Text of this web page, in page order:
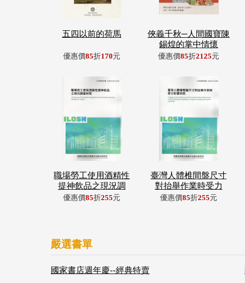
五四以前的荷馬
優惠價85折170元
俠義千秋─人間國寶陳
錫煌的掌中情懷
優惠價85折2125元
職場勞工使用酒精性
提神飲品之現況調
優惠價85折255元
臺灣人體椎間盤尺寸
對抬舉作業時受力
優惠價85折255元
嚴選書單
國家書店週年慶--經典特賣